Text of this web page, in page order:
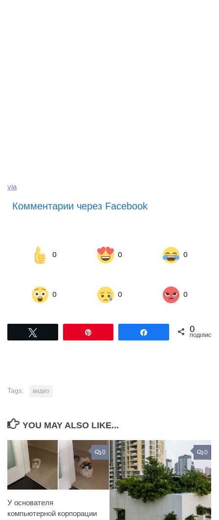
via
Комментарии через Facebook
0 0 0
0 0 0
Поділитися0
ПОДІЛИСЬ
Tags: видео
YOU MAY ALSO LIKE...
0
У основателя
компьютерной корпорации
0